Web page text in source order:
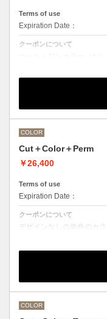
Terms of use
Expiration Date：
クーポンについて
COLOR
Cut＋Color＋Perm
￥26,400
Terms of use
Expiration Date：
クーポンについて
デザインなしの単色のカ
マ、ツイストパーマなど
●カラーリングは髪の長
COLOR